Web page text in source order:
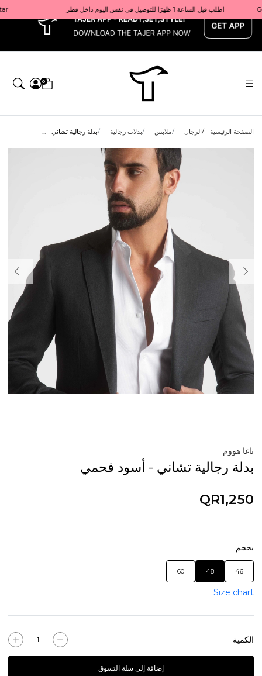
x Get 10% back on your first order  احصل على 10٪ على أول طلب لك    |    Use code: Welcome10   استخدم الرمز: Welcome10           |                                                                             Order before 1 PM for same-day delivery in Qatar                                 اطلب قبل الساعة 1 ظهرًا للتوصيل في نفس اليوم داخل قطر
0
الصفحة الرئيسية الرجال ملابس بدلات رجالية بدلة رجالية تشاني - ...
ناغا هووم
بدلة رجالية تشاني - أسود فحمي
QR1,250
بحجم
46
48
60
Size chart
الكمية
إضافة إلى سلة التسوق